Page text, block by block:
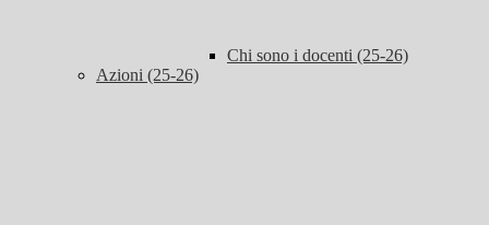
Chi sono i docenti (25-26)
Azioni (25-26)